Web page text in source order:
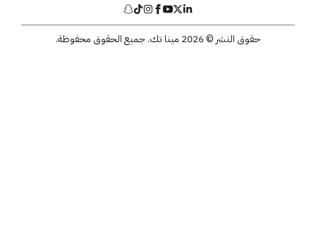
حقوق النشر © 2026 مينا تك. جميع الحقوق محفوظة.